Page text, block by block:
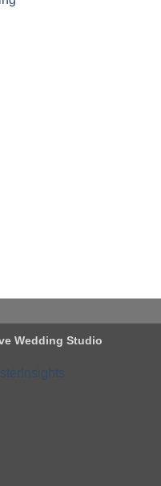
Wedding Studio